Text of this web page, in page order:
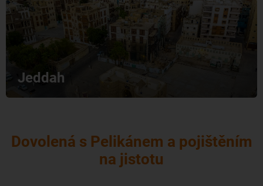
Jeddah
Dovolená s Pelikánem a pojištěním
na jistotu